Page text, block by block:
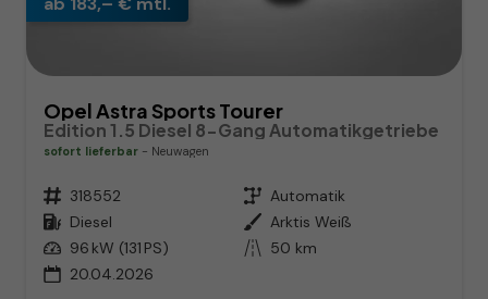
Opel Astra Sports Tourer
Edition 1.5 Diesel 8-Gang Automatikgetriebe
sofort lieferbar Neuwagen
Fahrzeugnr. 318552 Getriebe Automatik
Kraftstoff Diesel Außenfarbe Arktis Weiß
Leistung 96 kW (131 PS) Kilometerstand 50 km
20.04.2026